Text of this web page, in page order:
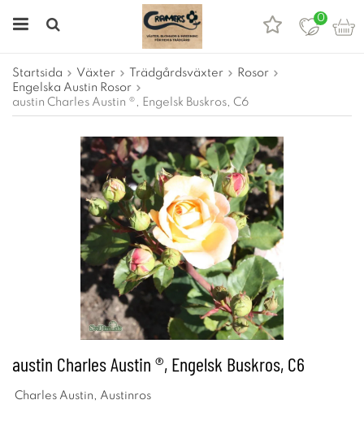
0
Startsida Växter Trädgårdsväxter
Rosor
Engelska Austin Rosor
austin Charles Austin ®, Engelsk Buskros, C6
austin Charles Austin ®, Engelsk Buskros, C6
Charles Austin, Austinros